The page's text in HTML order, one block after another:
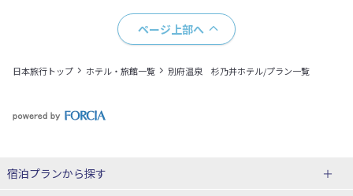
ページ上部へ
日本旅行トップ ホテル・旅館一覧 別府温泉 杉乃井ホテル/プラン一覧
宿泊プランから探す